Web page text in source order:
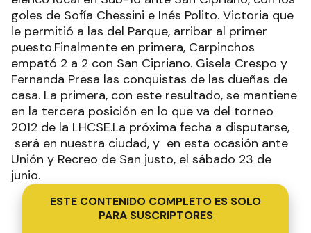
goles de Sofía Chessini e Inés Polito. Victoria que
le permitió a las del Parque, arribar al primer
puesto.Finalmente en primera, Carpinchos
empató 2 a 2 con San Cipriano. Gisela Crespo y
Fernanda Presa las conquistas de las dueñas de
casa. La primera, con este resultado, se mantiene
en la tercera posición en lo que va del torneo
2012 de la LHCSE.La próxima fecha a disputarse,
será en nuestra ciudad, y en esta ocasión ante
Unión y Recreo de San justo, el sábado 23 de
junio.
ESTE CONTENIDO COMPLETO ES SOLO
PARA SUSCRIPTORES